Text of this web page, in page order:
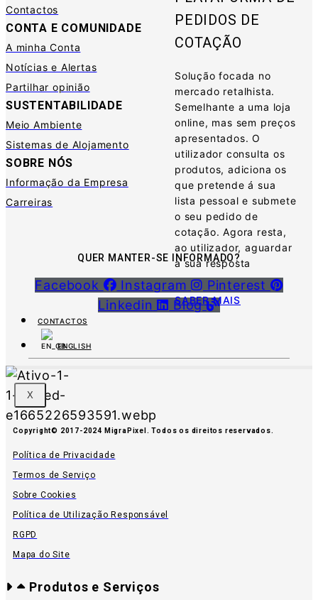
PEDIDOS DE
COTAÇÃO
Solução focada no
mercado retalhista.
Semelhante a uma loja
online, mas sem preços
apresentados. O
utilizador consulta os
produtos, adiciona os
que pretende á sua
lista pessoal e submete
o seu pedido de
cotação. Agora resta,
ao utilizador, aguardar
a sua resposta
SABER MAIS
CONTACTOS
ENGLISH
X
Contactos
CONTA E COMUNIDADE
A minha Conta
Notícias e Alertas
Partilhar opinião
SUSTENTABILIDADE
Meio Ambiente
Sistemas de Alojamento
SOBRE NÓS
Informação da Empresa
Carreiras
QUER MANTER-SE INFORMADO?
Facebook Instagram
Pinterest
Linkedin
Blog
Copyright© 2017-2024 MigraPixel. Todos os direitos reservados.
Política de Privacidade
Termos de Serviço
Sobre Cookies
Política de Utilização Responsável
RGPD
Mapa do Site
Produtos e Serviços